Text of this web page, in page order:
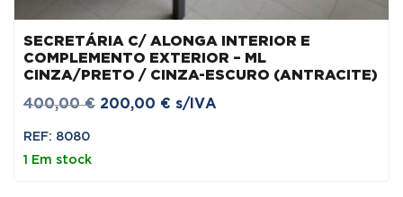
SECRETÁRIA C/ ALONGA INTERIOR E
COMPLEMENTO EXTERIOR – ML
CINZA/PRETO / CINZA-ESCURO (ANTRACITE)
400,00€ O
200,00 € O
s/IVA
REF: 8080
1 Em stock